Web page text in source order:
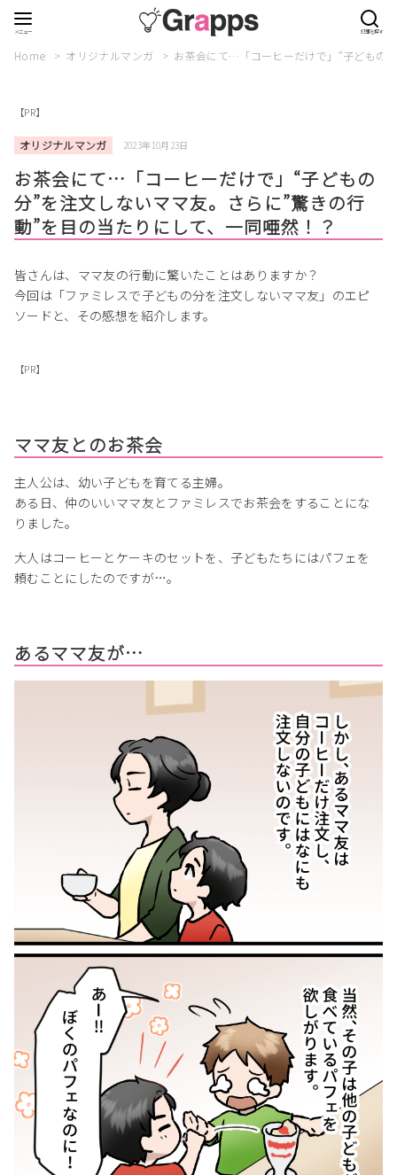
Home オリジナルマンガ お茶会にて…「コーヒーだけで」“子どもの
【PR】
オリジナルマンガ 2023年10月23日
お茶会にて…「コーヒーだけで」“子どもの
分”を注文しないママ友。さらに”驚きの行
動”を目の当たりにして、一同唖然！？
皆さんは、ママ友の行動に驚いたことはありますか？
今回は「ファミレスで子どもの分を注文しないママ友」のエピ
ソードと、その感想を紹介します。
【PR】
ママ友とのお茶会
主人公は、幼い子どもを育てる主婦。
ある日、仲のいいママ友とファミレスでお茶会をすることにな
りました。
大人はコーヒーとケーキのセットを、子どもたちにはパフェを
頼むことにしたのですが…。
あるママ友が…